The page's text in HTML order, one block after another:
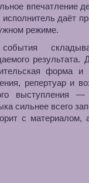
впечатление
даёт
режиме.
результата.
форма и
репертуар и
выступления —
сильнее всего
с материалом,